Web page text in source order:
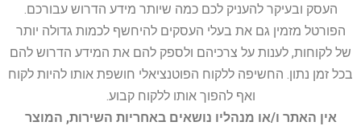
העסק ובעיקר להעניק לכם כמה שיותר מידע הדרוש עבורכם.
הפורטל מזמין גם את בעלי העסקים להיחשף לכמות גדולה יותר
של לקוחות, לענות על צרכיהם ולספק להם את המידע הדרוש להם
בכל זמן נתון. החשיפה ללקוח הפוטנציאלי חושפת אותו להיות לקוח
ואף להפוך אותו ללקוח קבוע.
אין האתר ו/או מנהליו נושאים באחריות השירות, המוצר